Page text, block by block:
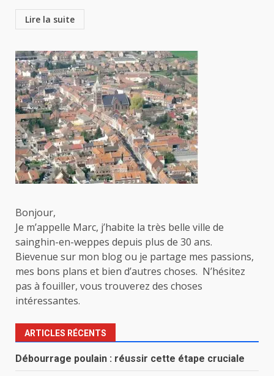
Lire la suite
Bonjour,
Je m’appelle Marc, j’habite la très belle ville de
sainghin-en-weppes depuis plus de 30 ans.
Bievenue sur mon blog ou je partage mes passions,
mes bons plans et bien d’autres choses. N’hésitez
pas à fouiller, vous trouverez des choses
intéressantes.
ARTICLES RÉCENTS
Débourrage poulain : réussir cette étape cruciale